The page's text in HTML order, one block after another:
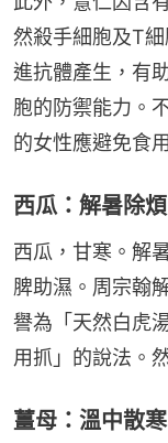
然殺手細胞及T
進抗體產生，有
胞的防禦能力。
的女性應避免食
西瓜：解暑除
西瓜，甘寒。解
脾助濕。周宗翰
譽為「天然白虎
用抓」的說法。
薑母：溫中散